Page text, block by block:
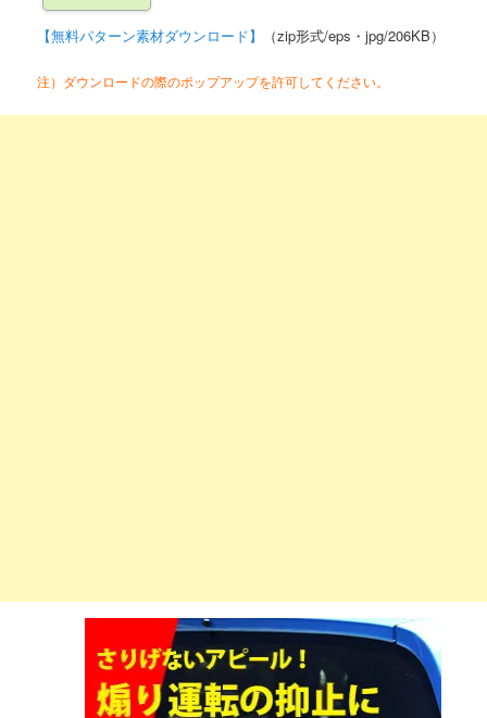
【無料パターン素材ダウンロード】 （zip形式/eps・jpg/206KB）
注）ダウンロードの際のポップアップを許可してください。